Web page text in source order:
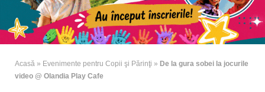
Acasă » Evenimente pentru Copii şi Părinţi » De la gura sobei la jocurile
video @ Olandia Play Cafe